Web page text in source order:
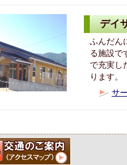
デイ
ふんだん
る施設で
で充実し
ります。
サ